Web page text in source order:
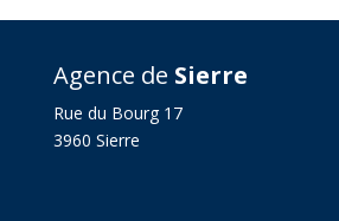
Agence de Sierre
Rue du Bourg 17
3960 Sierre